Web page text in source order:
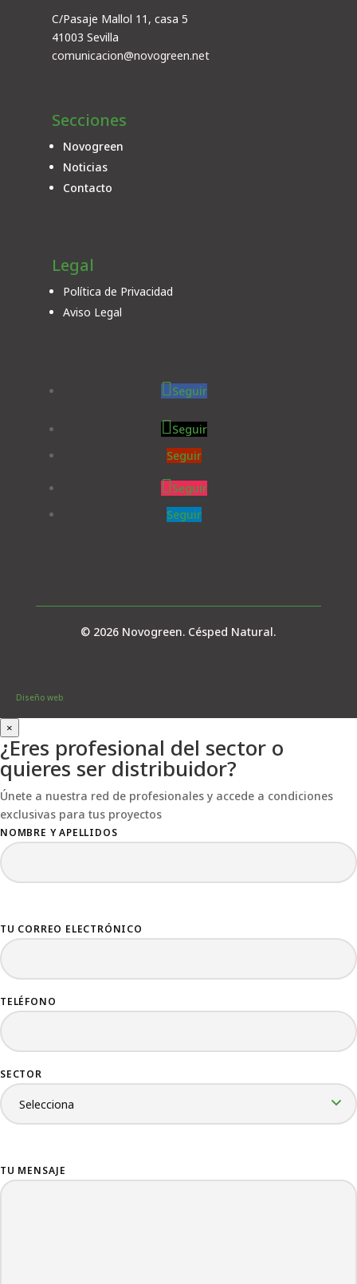
C/Pasaje Mallol 11, casa 5
41003 Sevilla
comunicacion@novogreen.net
Secciones
Novogreen
Noticias
Contacto
Legal
Política de Privacidad
Aviso Legal
Seguir
Seguir
Seguir
Seguir
Seguir
© 2026 Novogreen. Césped Natural.
Diseño web
×
¿Eres profesional del sector o
quieres ser distribuidor?
Únete a nuestra red de profesionales y accede a condiciones
exclusivas para tus proyectos
NOMBRE Y APELLIDOS
TU CORREO ELECTRÓNICO
TELÉFONO
SECTOR
TU MENSAJE